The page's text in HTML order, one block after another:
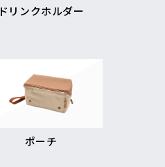
ドリンクホルダー
ポーチ